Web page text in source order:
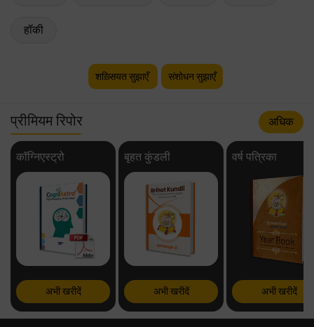
हॉकी
शख़्सियत सुझाएँ संशोधन सुझाएँ
प्रीमियम रिपोर अधिक
कॉग्निएस्ट्रो
अभी खरीदें
बृहत कुंडली
अभी खरीदें
वर्ष पत्रिका
अभी खरीदें